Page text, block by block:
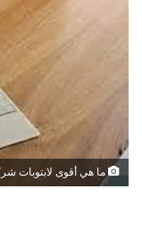
ما هي أقوى لابتوبات